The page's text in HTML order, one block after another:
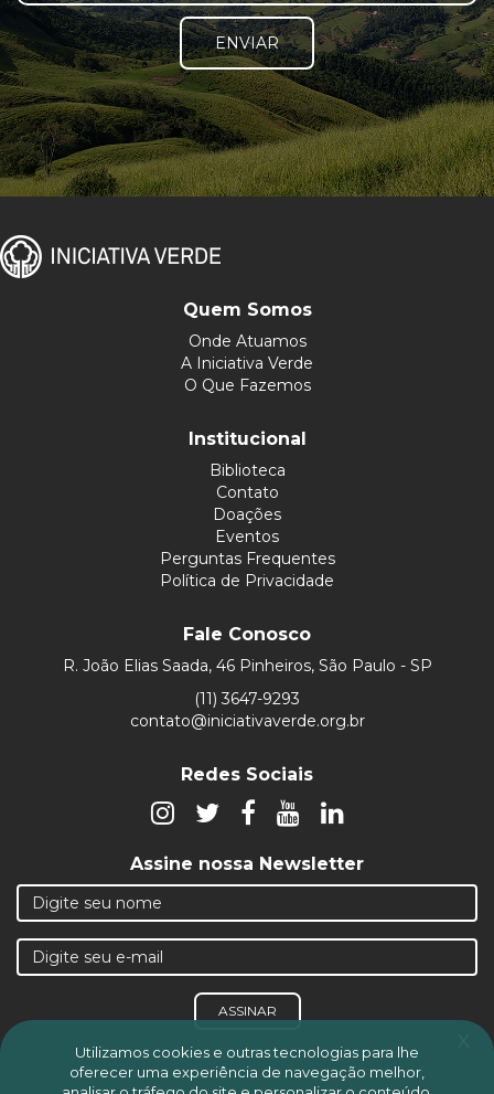
ENVIAR
Quem Somos
Onde Atuamos
A Iniciativa Verde
O Que Fazemos
Institucional
Biblioteca
Contato
Doações
Eventos
Perguntas Frequentes
Política de Privacidade
Fale Conosco
R. João Elias Saada, 46 Pinheiros, São Paulo - SP
(11) 3647-9293
contato@iniciativaverde.org.br
Redes Sociais
Assine nossa Newsletter
ASSINAR
x
Utilizamos cookies e outras tecnologias para lhe
oferecer uma experiência de navegação melhor,